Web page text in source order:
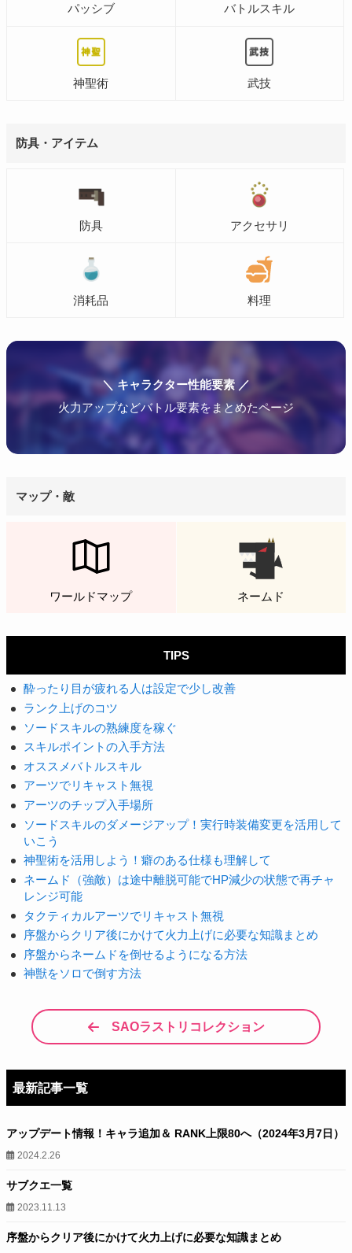
パッシブ バトルスキル
神聖術 武技
防具・アイテム
防具 アクセサリ
消耗品 料理
＼ キャラクター性能要素 ／
火力アップなどバトル要素をまとめたページ
マップ・敵
ワールドマップ ネームド
TIPS
酔ったり目が疲れる人は設定で少し改善
ランク上げのコツ
ソードスキルの熟練度を稼ぐ
スキルポイントの入手方法
オススメバトルスキル
アーツでリキャスト無視
アーツのチップ入手場所
ソードスキルのダメージアップ！実行時装備変更を活用して
いこう
神聖術を活用しよう！癖のある仕様も理解して
ネームド（強敵）は途中離脱可能でHP減少の状態で再チャ
レンジ可能
タクティカルアーツでリキャスト無視
序盤からクリア後にかけて火力上げに必要な知識まとめ
序盤からネームドを倒せるようになる方法
神獣をソロで倒す方法
SAOラストリコレクション
最新記事一覧
アップデート情報！キャラ追加＆ RANK上限80へ（2024年3月7日）
2024.2.26
サブクエ一覧
2023.11.13
序盤からクリア後にかけて火力上げに必要な知識まとめ